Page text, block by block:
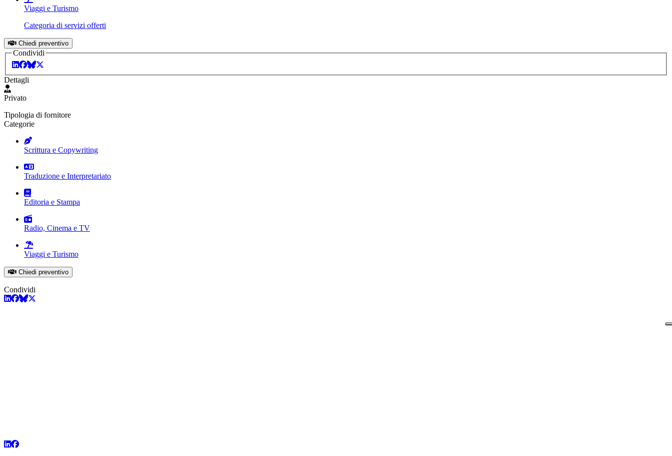
Viaggi e Turismo
Categoria di servizi offerti
Chiedi preventivo
Condividi
Dettagli
Privato
Tipologia di fornitore
Categorie
Scrittura e Copywriting
Traduzione e Interpretariato
Editoria e Stampa
Radio, Cinema e TV
Viaggi e Turismo
Chiedi preventivo
Condividi